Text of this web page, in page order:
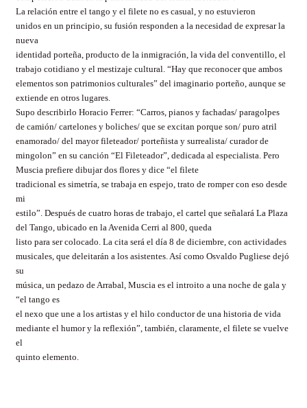
La relación entre el tango y el filete no es casual, y no estuvieron
unidos en un principio, su fusión responden a la necesidad de expresar la
nueva
identidad porteña, producto de la inmigración, la vida del conventillo, el
trabajo cotidiano y el mestizaje cultural. “Hay que reconocer que ambos
elementos son patrimonios culturales” del imaginario porteño, aunque se
extiende en otros lugares.
Supo describirlo Horacio Ferrer: “Carros, pianos y fachadas/ paragolpes
de camión/ cartelones y boliches/ que se excitan porque son/ puro atril
enamorado/ del mayorfileteador/ porteñista y surrealista/ curador de
mingolon” en su canción “El Fileteador”, dedicada al especialista. Pero
Muscia prefiere dibujar dos flores y dice “el filete
tradicional es simetría, se trabaja en espejo, trato de romper con eso desde
mi
estilo”. Después de cuatro horas de trabajo, el cartel que señalará La Plaza
del Tango, ubicado en la Avenida Cerri al 800, queda
listo para ser colocado. La cita será el día 8 de diciembre, con actividades
musicales, que deleitarán a los asistentes. Así como Osvaldo Pugliese dejó
su
música, un pedazo de Arrabal, Muscia es el introito a una noche de gala y
“el tango es
el nexo que une a los artistas y el hilo conductor de una historia de vida
mediante el humor y la reflexión”, también, claramente, el filete se vuelve
el
quinto elemento.